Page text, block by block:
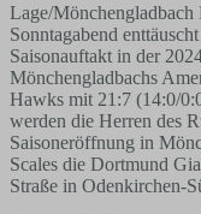
Lage/
Sonntagabend
Saisonauftakt in der
Mönchengladbachs
Hawks mit 21:7 (14:0/
werden die Herren des
Saisoneröffnung in
Scales die Dortmund
Straße in Odenkirchen-